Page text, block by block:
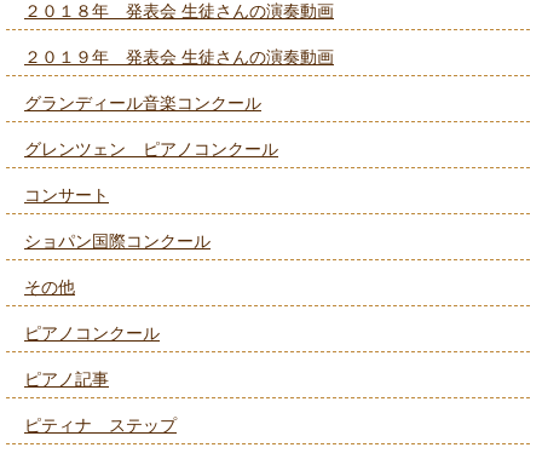
２０１８年 発表会 生徒さんの演奏動画
２０１９年 発表会 生徒さんの演奏動画
グランディール音楽コンクール
グレンツェン ピアノコンクール
コンサート
ショパン国際コンクール
その他
ピアノコンクール
ピアノ記事
ピティナ ステップ